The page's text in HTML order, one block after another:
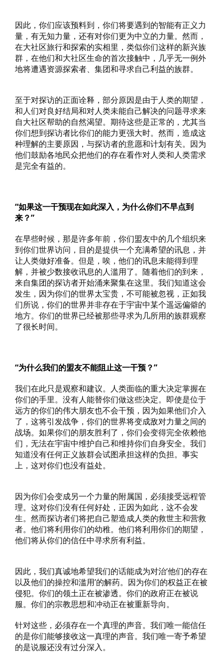
因此，你们应该预料到，你们将要遇到的智能有正义力
量，有无知力量，还有对你们更为中立的力量。然而，
在大社区旅行和探索的实相里，类似你们这样的新兴族
群，在他们和大社区生命的首次接触中，几乎无一例外
地将遭遇资源探索者、集团和寻求自己利益的族群。
至于对探访的正面诠释，部分原因是由于人类的期望，
和人们对良好结局和对人类未能自己解决的问题寻求来
自大社区帮助的自然渴望。期待这些是正常的，尤其当
你们想到探访者比你们的能力更强大时。然而，造成这
种理解的主要原因，与探访者的意愿和计划有关。因为
他们鼓励各地民众把他们的存在看作对人类和人类需求
是完全有益的。
“如果这一干预现在如此深入，为什么你们不早点到
来？”
在早些时候，那是许多年前，你们盟友中的几个组织来
到你们世界访问，目的是提供一个充满希望的讯息，并
让人类做好准备。但是，唉，他们的讯息未能得到理
解，并被少数接收讯息的人滥用了。随着他们的到来，
来自集团的探访者开始涌来聚集在这里。我们知道这会
发生，因为你们的世界太宝贵，不可能被忽视，正如我
们所说，你们的世界并非存在于宇宙中某个遥远偏僻的
地方。你们的世界已经被那些寻求为几所用的族群观察
了很长时间。
“为什么我们的盟友不能阻止这一干预？”
我们在此只是观察和建议。人类面临的重大决定掌握在
你们的手里。没有人能替你们做这些决定。即使是位于
远方的你们的伟大朋友也不会干预，因为如果他们介入
了，这将引发战争，你们的世界将变成敌对力量之间的
战场。如果你们的朋友胜利了，你们会变得完全依赖他
们，无法在宇宙中维护自己和维持你们自身安全。我们
知道没有任何正义族群会试图承担这样的负担。事实
上，这对你们也没有益处。
因为你们会变成另一个力量的附属国，必须接受远程管
理。这对你们没有任何好处，正因为如此，这不会发
生。然而探访者们将把自己塑造成人类的救世主和营救
者。他们将利用你们的幼稚。他们将利用你们的期望，
他们将从你们的信任中寻求所有利益。
因此，我们真诚地希望我们的话能成为对治‘他们的存在
以及他们的操控和滥用’的解药。因为你们的权益正在被
侵犯。你们的领土正在被渗透。你们的政府正在被说
服。你们的宗教思想和冲动正在被重新导向。
针对这些，必须存在一个真理的声音。我们唯一能信任
的是你们能够接收这一真理的声音。我们唯一寄予希望
的是说服还没有过分深入。